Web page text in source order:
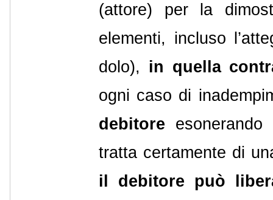
(attore) per la
elementi, incluso
dolo), in quella
ogni caso di
debitore
tratta certamente di
il debitore può